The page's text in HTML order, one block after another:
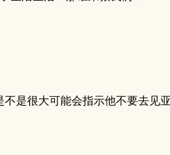
是很大可能会指示他不要去见